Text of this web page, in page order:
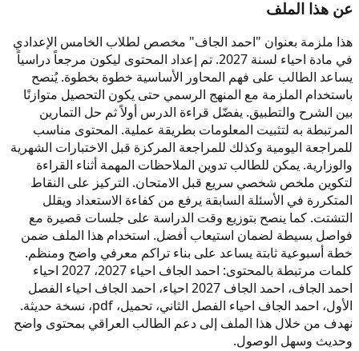
عن هذا الملف
هذا ملزمة بعنوان "احمد الجاف" مخصص لطلاب الخامس الإعدادي
في مادة احياء لسنة 2027. تم إعداد المحتوى ليكون مرجعاً دراسياً
يساعد الطالب على فهم المحاور الأساسية خطوة بخطوة. يُنصح
باستخدام الملزمة مع المنهج الرسمي حتى يكون التحصيل متوازنًا
بين الشرح والتطبيق. يفضّل قراءة الدرس أولاً ثم حل التمارين
المرتبطة به لتثبيت المعلومات بطريقة عملية. المحتوى مناسب
للمراجعة اليومية وكذلك للمراجعة المركزة قبل الاختبارات الشهرية
والوزارية. يمكن للطالب تدوين الملاحظات المهمة أثناء القراءة
لتكوين ملخص شخصي سريع قبل الامتحان. التركيز على النقاط
المتكررة في الأسئلة السابقة يرفع من كفاءة الاستعداد ويقلل
التشتت. كما ينصح بتوزيع وقت الدراسة على جلسات قصيرة مع
فواصل بسيطة لضمان استيعاب أفضل. استخدام هذا الملف ضمن
خطة أسبوعية ثابتة يساعد على بناء تراكم معرفي واضح ومنظم.
كلمات مرتبطة بالمحتوى: احمد الجاف احياء 2027، 2027 احياء
احمد الجاف، احمد الجاف 2027 احياء، احمد الجاف احياء الفصل
الأول، احمد الجاف احياء الفصل الثاني، تحميل، pdf، نسخة حديثة.
نهدف من خلال هذا الملف إلى دعم الطالب العراقي بمحتوى واضح
وحديث وسهل الوصول.